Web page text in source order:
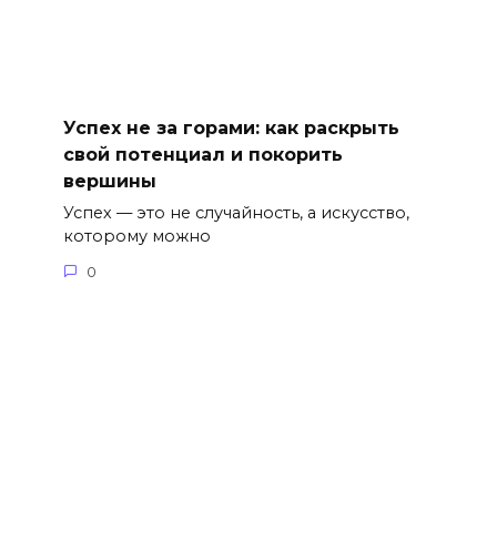
Успех не за горами: как раскрыть
свой потенциал и покорить
вершины
Успех — это не случайность, а искусство,
которому можно
0